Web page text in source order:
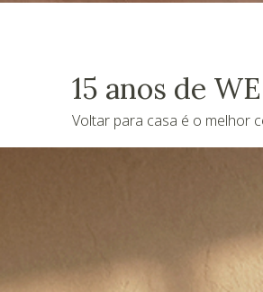
15 anos de
Voltar para casa é o melhor